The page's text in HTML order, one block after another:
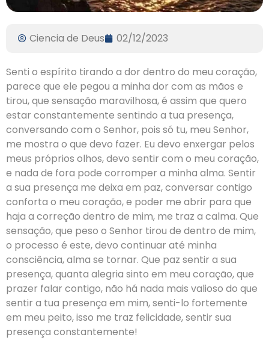
Ciencia de Deus 02/12/2023
Senti o espírito tirando a dor dentro do meu coração,
parece que ele pegou a minha dor com as mãos e
tirou, que sensação maravilhosa, é assim que quero
estar constantemente sentindo a tua presença,
conversando com o Senhor, pois só tu, meu Senhor,
me mostra o que devo fazer. Eu devo enxergar pelos
meus próprios olhos, devo sentir com o meu coração,
e nada de fora pode corromper a minha alma. Sentir
a sua presença me deixa em paz, conversar contigo
conforta o meu coração, e poder me abrir para que
haja a correção dentro de mim, me traz a calma. Que
sensação, que peso o Senhor tirou de dentro de mim,
o processo é este, devo continuar até minha
consciência, alma se tornar. Que paz sentir a sua
presença, quanta alegria sinto em meu coração, que
prazer falar contigo, não há nada mais valioso do que
sentir a tua presença em mim, senti-lo fortemente
em meu peito, isso me traz felicidade, sentir sua
presença constantemente!